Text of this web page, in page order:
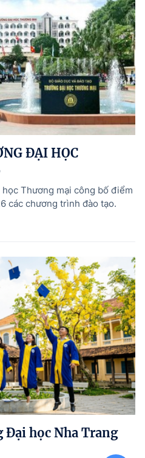
ĐẠI HỌC
Thương mại công bố điểm
các chương trình đào tạo.
học Nha Trang